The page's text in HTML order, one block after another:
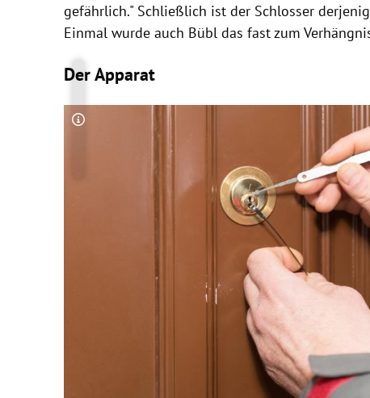
gefährlich." Schließlich ist der Schlosser
Einmal wurde auch Bübl das fast zum
Der Apparat
Copyright-Hinweis öffnen/schließen